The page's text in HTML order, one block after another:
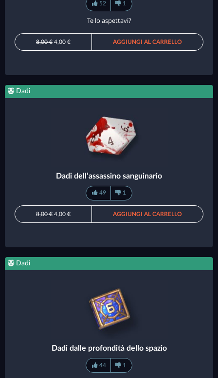
52 1
Te lo aspettavi?
8,00 € 4,00 € AGGIUNGI AL CARRELLO
Dadi
Dadi dell’assassino sanguinario
49 1
8,00 € 4,00 € AGGIUNGI AL CARRELLO
Dadi
Dadi dalle profondità dello spazio
44 1